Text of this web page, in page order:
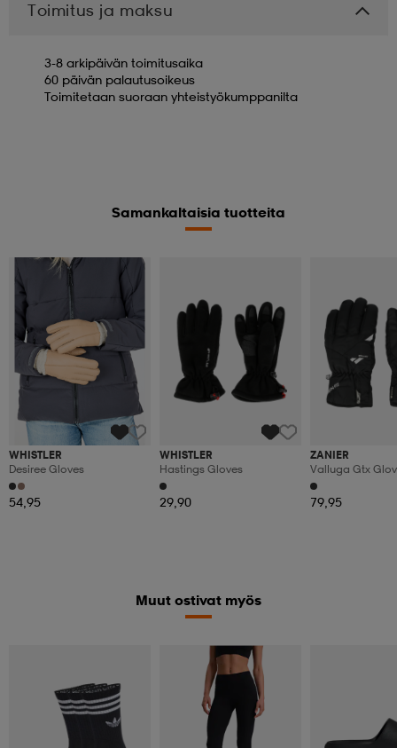
Toimitus ja maksu
3-8 arkipäivän toimitusaika
60 päivän palautusoikeus
Toimitetaan suoraan yhteistyökumppanilta
Samankaltaisia tuotteita
WHISTLER
Desiree Gloves
54,95
WHISTLER
Hastings Gloves
29,90
ZANIER
Valluga Gtx
79,95
Muut ostivat myös